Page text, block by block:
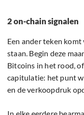
2 on-chain signalen
Een ander teken
staan. Begin deze
Bitcoins in het rood,
capitulatie: het punt
en de verkoopdruk